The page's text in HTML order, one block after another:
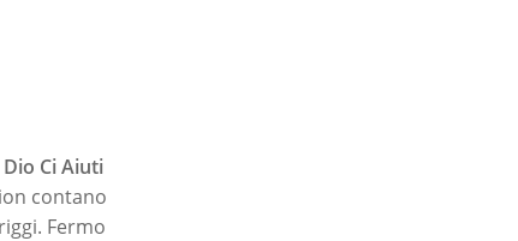
Ci Aiuti
contano
Fermo